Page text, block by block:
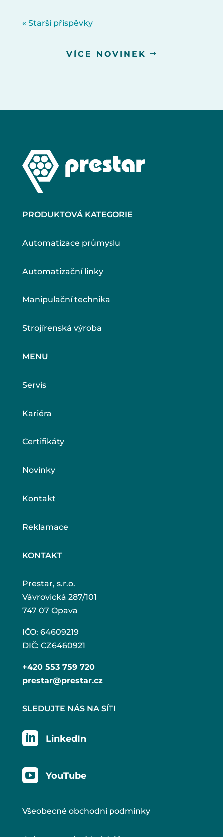
« Starší příspěvky
VÍCE NOVINEK
PRODUKTOVÁ KATEGORIE
Automatizace průmyslu
Automatizační linky
Manipulační technika
Strojírenská výroba
MENU
Servis
Kariéra
Certifikáty
Novinky
Kontakt
Reklamace
KONTAKT
Prestar, s.r.o.
Vávrovická 287/101
747 07 Opava
IČO: 64609219
DIČ: CZ6460921
+420 553 759 720
prestar@prestar.cz
SLEDUJTE NÁS NA SÍTI
 LinkedIn
 YouTube
Všeobecné obchodní podmínky